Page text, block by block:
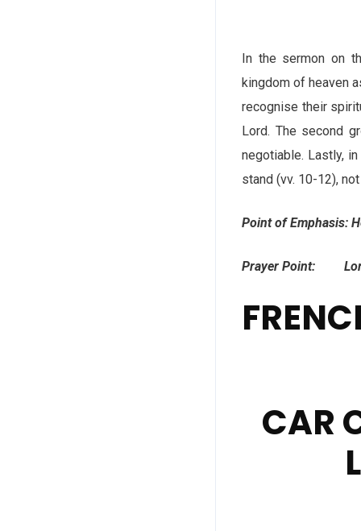
In the sermon on
kingdom of heaven
recognise their
Lord. The second
negotiable. Lastly,
stand (vv. 10-12),
Point of Emphasis:
Prayer Point: Lord,
CAR